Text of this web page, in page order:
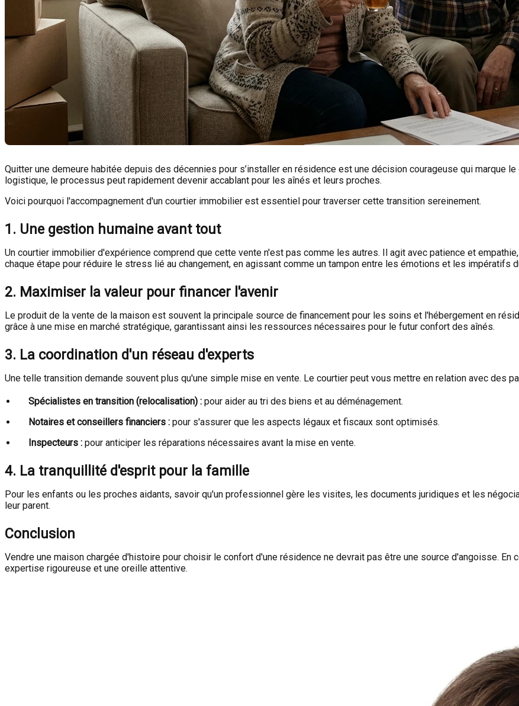
Quitter une demeure habitée depuis des décennies pour s’installer en résidence est une décision courageuse qui marque
logistique, le processus peut rapidement devenir accablant pour les aînés et leurs proches.
Voici pourquoi l'accompagnement d'un courtier immobilier est essentiel pour traverser cette transition sereinement.
1. Une gestion humaine avant tout
Un courtier immobilier d'expérience comprend que cette vente n'est pas comme les autres. Il agit avec patience et
chaque étape pour réduire le stress lié au changement, en agissant comme un tampon entre les émotions et les impératifs
2. Maximiser la valeur pour financer l'avenir
Le produit de la vente de la maison est souvent la principale source de financement pour les soins et l'hébergement en
grâce à une mise en marché stratégique, garantissant ainsi les ressources nécessaires pour le futur confort des aînés.
3. La coordination d'un réseau d'experts
Une telle transition demande souvent plus qu'une simple mise en vente. Le courtier peut vous mettre en relation avec des
Spécialistes en transition (relocalisation) : pour aider au tri des biens et au déménagement.
Notaires et conseillers financiers : pour s'assurer que les aspects légaux et fiscaux sont optimisés.
Inspecteurs : pour anticiper les réparations nécessaires avant la mise en vente.
4. La tranquillité d'esprit pour la famille
Pour les enfants ou les proches aidants, savoir qu'un professionnel gère les visites, les documents juridiques et les
leur parent.
Conclusion
Vendre une maison chargée d'histoire pour choisir le confort d'une résidence ne devrait pas être une source d'angoisse.
expertise rigoureuse et une oreille attentive.